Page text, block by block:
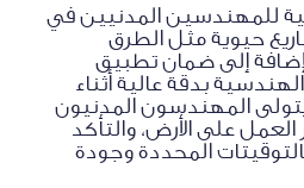
للمهندسين المدنيين في
حيوية مثل الطرق
إلى ضمان تطبيق
بدقة عالية أثناء
المهندسون المدنيون
على الأرض، والتأكد
المحددة وجودة